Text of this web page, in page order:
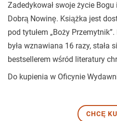
Zadedykował swoje życie
Dobrą Nowinę. Książka jest
pod tytułem „Boży
była wznawiana 16 razy, stała
bestsellerem wśród literatury
Do kupienia w Oficynie
CHCĘ